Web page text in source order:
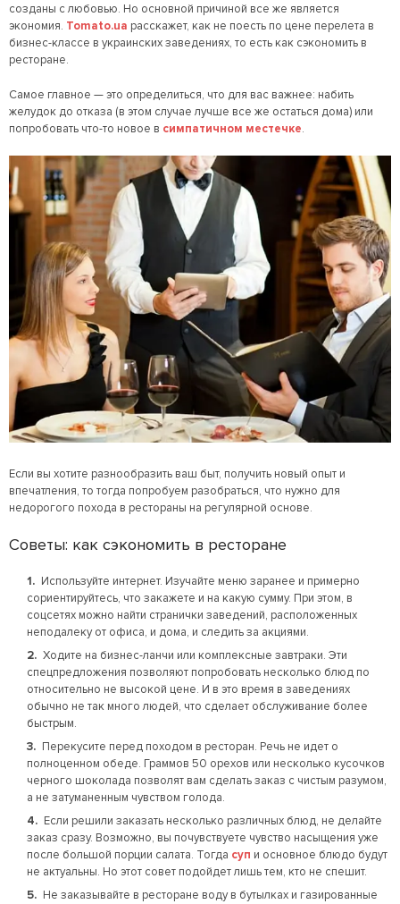
созданы с любовью. Но основной причиной все же является
экономия. Tomato.ua расскажет, как не поесть по цене перелета в
бизнес-классе в украинских заведениях, то есть как сэкономить в
ресторане.
Самое главное — это определиться, что для вас важнее: набить
желудок до отказа (в этом случае лучше все же остаться дома) или
попробовать что-то новое в симпатичном местечке.
Если вы хотите разнообразить ваш быт, получить новый опыт и
впечатления, то тогда попробуем разобраться, что нужно для
недорогого похода в рестораны на регулярной основе.
Советы: как сэкономить в ресторане
Используйте интернет. Изучайте меню заранее и примерно
сориентируйтесь, что закажете и на какую сумму. При этом, в
соцсетях можно найти странички заведений, расположенных
неподалеку от офиса, и дома, и следить за акциями.
Ходите на бизнес-ланчи или комплексные завтраки. Эти
спецпредложения позволяют попробовать несколько блюд по
относительно не высокой цене. И в это время в заведениях
обычно не так много людей, что сделает обслуживание более
быстрым.
Перекусите перед походом в ресторан. Речь не идет о
полноценном обеде. Граммов 50 орехов или несколько кусочков
черного шоколада позволят вам сделать заказ с чистым разумом,
а не затуманенным чувством голода.
Если решили заказать несколько различных блюд, не делайте
заказ сразу. Возможно, вы почувствуете чувство насыщения уже
после большой порции салата. Тогда суп и основное блюдо будут
не актуальны. Но этот совет подойдет лишь тем, кто не спешит.
Не заказывайте в ресторане воду в бутылках и газированные